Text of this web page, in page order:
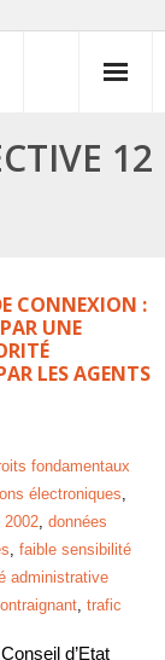
84 16 35 12
CONNEXION :
UNE
LES AGENTS
fondamentaux
électroniques,
2002, données
, faible sensibilité
administrative
, trafic
d’Etat